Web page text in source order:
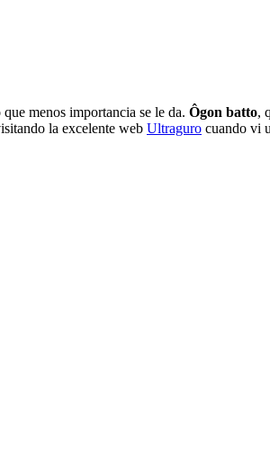
menos importancia se le da. Ôgon batto,
la excelente web Ultraguro cuando vi